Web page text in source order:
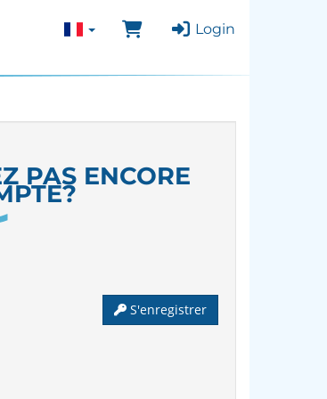
Login
PAS ENCORE
S'enregistrer